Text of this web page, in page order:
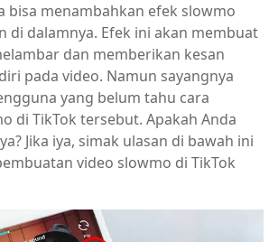
bisa menambahkan efek slowmo
di dalamnya. Efek ini akan membuat
dan memberikan kesan
pada video. Namun sayangnya
yang belum tahu cara
di TikTok tersebut. Apakah Anda
Jika iya, simak ulasan di bawah ini
video slowmo di TikTok